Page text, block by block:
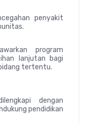
penyakit
program
lanjutan bagi
tertentu.
dengan
pendidikan